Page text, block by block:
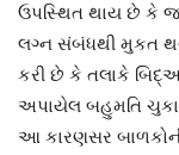
ઉપસ્થિત થાય છે કે
લગ્ન સંબંધથી મુકત
કરી છે કે તલાકે
અપાયેલ બહુમતિ
આ કારણસર